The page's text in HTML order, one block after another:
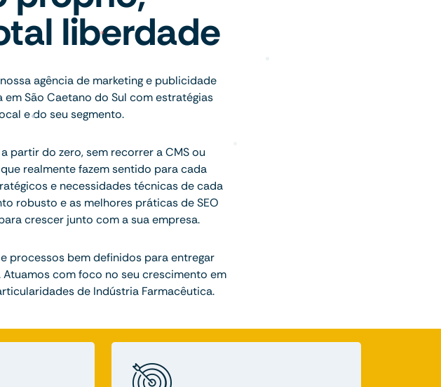
liberdade
agência de marketing e publicidade
São Caetano do Sul com estratégias
e do seu segmento.
partir do zero, sem recorrer a CMS ou
realmente fazem sentido para cada
e necessidades técnicas de cada
robusto e as melhores práticas de SEO
crescer junto com a sua empresa.
processos bem definidos para entregar
com foco no seu crescimento em
de Indústria Farmacêutica.